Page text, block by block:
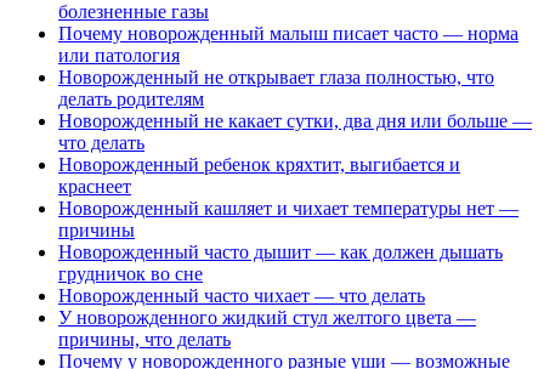
болезненные газы
Почему новорожденный малыш писает часто — норма
или патология
Новорожденный не открывает глаза полностью, что
делать родителям
Новорожденный не какает сутки, два дня или больше —
что делать
Новорожденный ребенок кряхтит, выгибается и
краснеет
Новорожденный кашляет и чихает температуры нет —
причины
Новорожденный часто дышит — как должен дышать
грудничок во сне
Новорожденный часто чихает — что делать
У новорожденного жидкий стул желтого цвета —
причины, что делать
Почему у новорожденного разные уши — возможные